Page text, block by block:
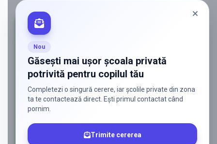
Nou
Găsești mai ușor școala privată
potrivită pentru copilul tău
Completezi o singură cerere, iar școlile private din zona
ta te contactează direct. Ești primul contactat când
pornim.
Trimite cererea